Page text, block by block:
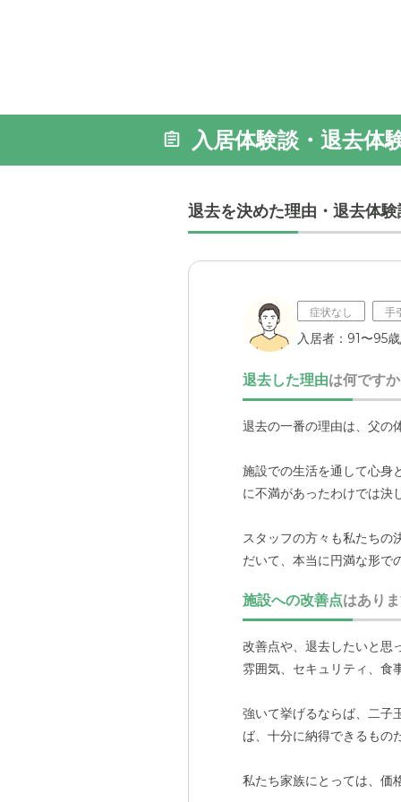
入居体験談・退去体
退去を決めた理由・退去体験
症状なし 手
入居者：91〜95
退去した理由は何です
退去の一番の理由は、父の
施設での生活を通して心身
に不満があったわけでは決
スタッフの方々も私たちの
だいて、本当に円満な形で
施設への改善点はあり
改善点や、退去したいと思
雰囲気、セキュリティ、食
強いて挙げるならば、二子
ば、十分に納得できるもの
私たち家族にとっては、価